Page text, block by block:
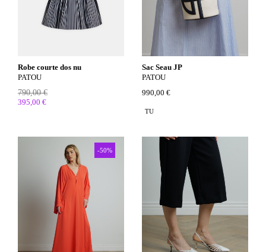
Robe courte dos nu
PATOU
790,00 €
395,00 €
Sac Seau JP
PATOU
990,00 €
TU
-50%